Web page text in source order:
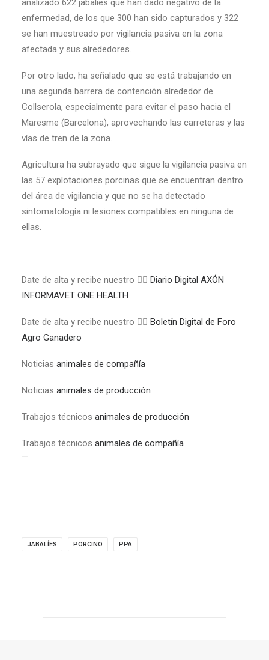
analizado 622 jabalíes que han dado negativo de la
enfermedad, de los que 300 han sido capturados y 322
se han muestreado por vigilancia pasiva en la zona
afectada y sus alrededores.
Por otro lado, ha señalado que se está trabajando en
una segunda barrera de contención alrededor de
Collserola, especialmente para evitar el paso hacia el
Maresme (Barcelona), aprovechando las carreteras y las
vías de tren de la zona.
Agricultura ha subrayado que sigue la vigilancia pasiva en
las 57 explotaciones porcinas que se encuentran dentro
del área de vigilancia y que no se ha detectado
sintomatología ni lesiones compatibles en ninguna de
ellas.
Date de alta y recibe nuestro 👉🏼 Diario Digital AXÓN
INFORMAVET ONE HEALTH
Date de alta y recibe nuestro 👉🏼 Boletín Digital de Foro
Agro Ganadero
Noticias animales de compañía
Noticias animales de producción
Trabajos técnicos animales de producción
Trabajos técnicos animales de compañía
—
JABALÍES PORCINO PPA